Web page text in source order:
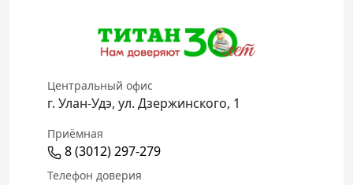
Центральный офис
г. Улан-Удэ, ул. Дзержинского, 1
Приёмная
8 (3012) 297-279
Телефон доверия